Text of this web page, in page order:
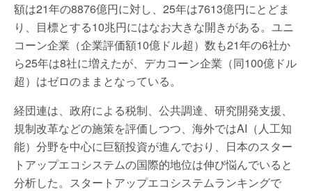
額は21年の8876億円に対し、25年は7613億円にとどま
り、目標とする10兆円にはなお大きな開きがある。ユニ
コーン企業（企業評価額10億ドル超）数も21年の6社か
ら25年は8社に増えたが、デカコーン企業（同100億ドル
超）はゼロのままとなっている。
経団連は、政府による税制、公共調達、研究開発支援、
規制改革などの施策を評価しつつ、海外ではAI（人工知
能）分野を中心に巨額投資が進んでおり、日本のスター
トアップエコシステムの国際的地位は伸び悩んでいると
分析した。スタートアップエコシステムランキングで